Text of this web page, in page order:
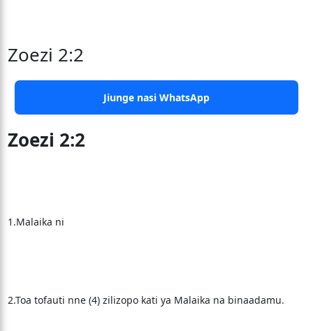
Zoezi 2:2
Jiunge nasi WhatsApp
Zoezi 2:2
1.Malaika ni
2.Toa tofauti nne (4) zilizopo kati ya Malaika na binaadamu.